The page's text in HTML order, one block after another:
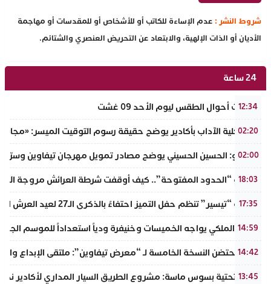
شروط النشر : عدم الإساءة للكاتب أو للأشخاص أو للمقدسات أو مهاجمة
الأديان أو الذات الإلهية، والابتعاد عن التحريض العنصري والشتائم.
24 ساعة
12:34
توقعات أحوال الطقس ليوم الأحد 09 غشت
02:20
عميد كلية الآداب بأكادير يوضح حقيقة رسوم التوقيت الميسر:
02:00
بالفيديو: الحسين الحسيني يوضح مصادر تمويل مهرجان تيفاوين وسرّ
18:03
​سيناريو “الحدود المفتوحة”.. كيف أوقفت شرطة العرائش مروجة
17:35
جمعية “تيسير” تنظم حفل التميز احتفاءً بالذكرى الـ27 لعيد العرش المجيد وتطلق مبادرة نبيلة لمحاربة الهدر المدرسي
14:59
الجيش الملكي يواجه الخميسات وخنيفرة ودياً استعداداً للموسم
14:42
إنزكان تحتضن النسخة الخامسة لـ “معرض تيفاوين”: ملتقى الإبداع
13:45
البنية التحتية بسوس ماسة: مشروع الطريق السيار المداري لأكادير